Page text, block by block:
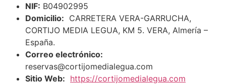
NIF: B04902995
Domicilio: CARRETERA VERA-GARRUCHA,
CORTIJO MEDIA LEGUA, KM 5. VERA, Almería –
España.
Correo electrónico:
reservas@cortijomedialegua.com
Sitio Web: https://cortijomedialegua.com